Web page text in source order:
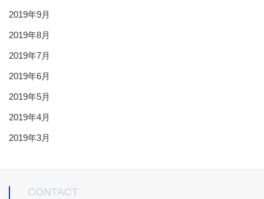
2019年9月
2019年8月
2019年7月
2019年6月
2019年5月
2019年4月
2019年3月
CONTACT